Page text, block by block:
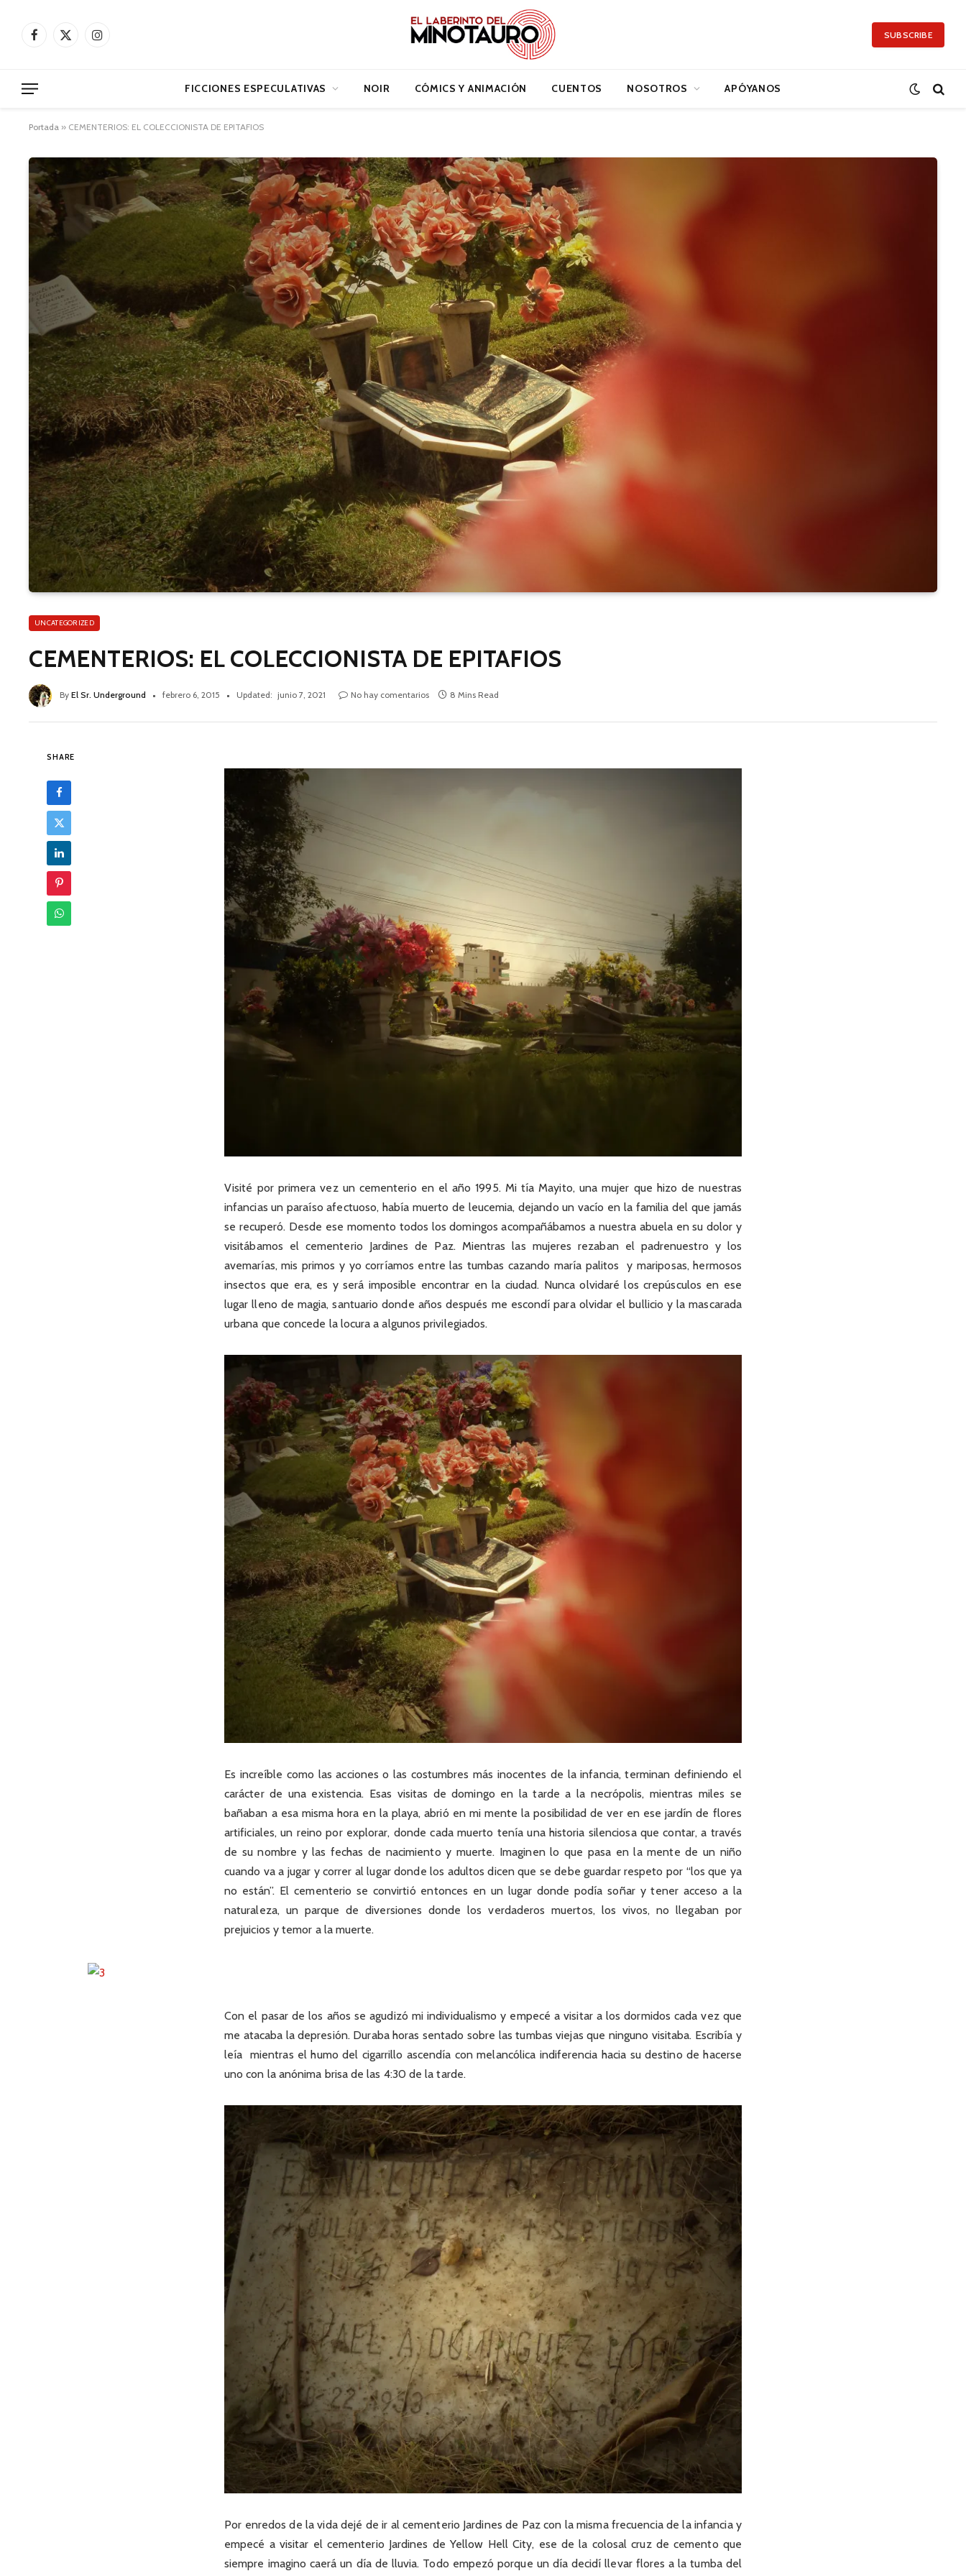
Facebook
X
Instagram SUBSCRIBE
FICCIONES ESPECULATIVAS NOIR CÓMICS Y ANIMACIÓN CUENTOS NOSOTROS APÓYANOS
Portada » CEMENTERIOS: EL COLECCIONISTA DE EPITAFIOS
UNCATEGORIZED
CEMENTERIOS: EL COLECCIONISTA DE EPITAFIOS
By El Sr. Underground febrero 6, 2015 Updated: junio 7, 2021 No hay comentarios 8 Mins Read
SHARE
Visité por primera vez un cementerio en el año 1995. Mi tía Mayito, una mujer que hizo de nuestras
infancias un paraíso afectuoso, había muerto de leucemia, dejando un vacío en la familia del que jamás
se recuperó. Desde ese momento todos los domingos acompañábamos a nuestra abuela en su dolor y
visitábamos el cementerio Jardines de Paz. Mientras las mujeres rezaban el padrenuestro y los
avemarías, mis primos y yo corríamos entre las tumbas cazando maría palitos y mariposas, hermosos
insectos que era, es y será imposible encontrar en la ciudad. Nunca olvidaré los crepúsculos en ese
lugar lleno de magia, santuario donde años después me escondí para olvidar el bullicio y la mascarada
urbana que concede la locura a algunos privilegiados.
Es increíble como las acciones o las costumbres más inocentes de la infancia, terminan definiendo el
carácter de una existencia. Esas visitas de domingo en la tarde a la necrópolis, mientras miles se
bañaban a esa misma hora en la playa, abrió en mi mente la posibilidad de ver en ese jardín de flores
artificiales, un reino por explorar, donde cada muerto tenía una historia silenciosa que contar, a través
de su nombre y las fechas de nacimiento y muerte. Imaginen lo que pasa en la mente de un niño
cuando va a jugar y correr al lugar donde los adultos dicen que se debe guardar respeto por “los que ya
no están”. El cementerio se convirtió entonces en un lugar donde podía soñar y tener acceso a la
naturaleza, un parque de diversiones donde los verdaderos muertos, los vivos, no llegaban por
prejuicios y temor a la muerte.
Con el pasar de los años se agudizó mi individualismo y empecé a visitar a los dormidos cada vez que
me atacaba la depresión. Duraba horas sentado sobre las tumbas viejas que ninguno visitaba. Escribía y
leía mientras el humo del cigarrillo ascendía con melancólica indiferencia hacia su destino de hacerse
uno con la anónima brisa de las 4:30 de la tarde.
Por enredos de la vida dejé de ir al cementerio Jardines de Paz con la misma frecuencia de la infancia y
empecé a visitar el cementerio Jardines de Yellow Hell City, ese de la colosal cruz de cemento que
siempre imagino caerá un día de lluvia. Todo empezó porque un día decidí llevar flores a la tumba del